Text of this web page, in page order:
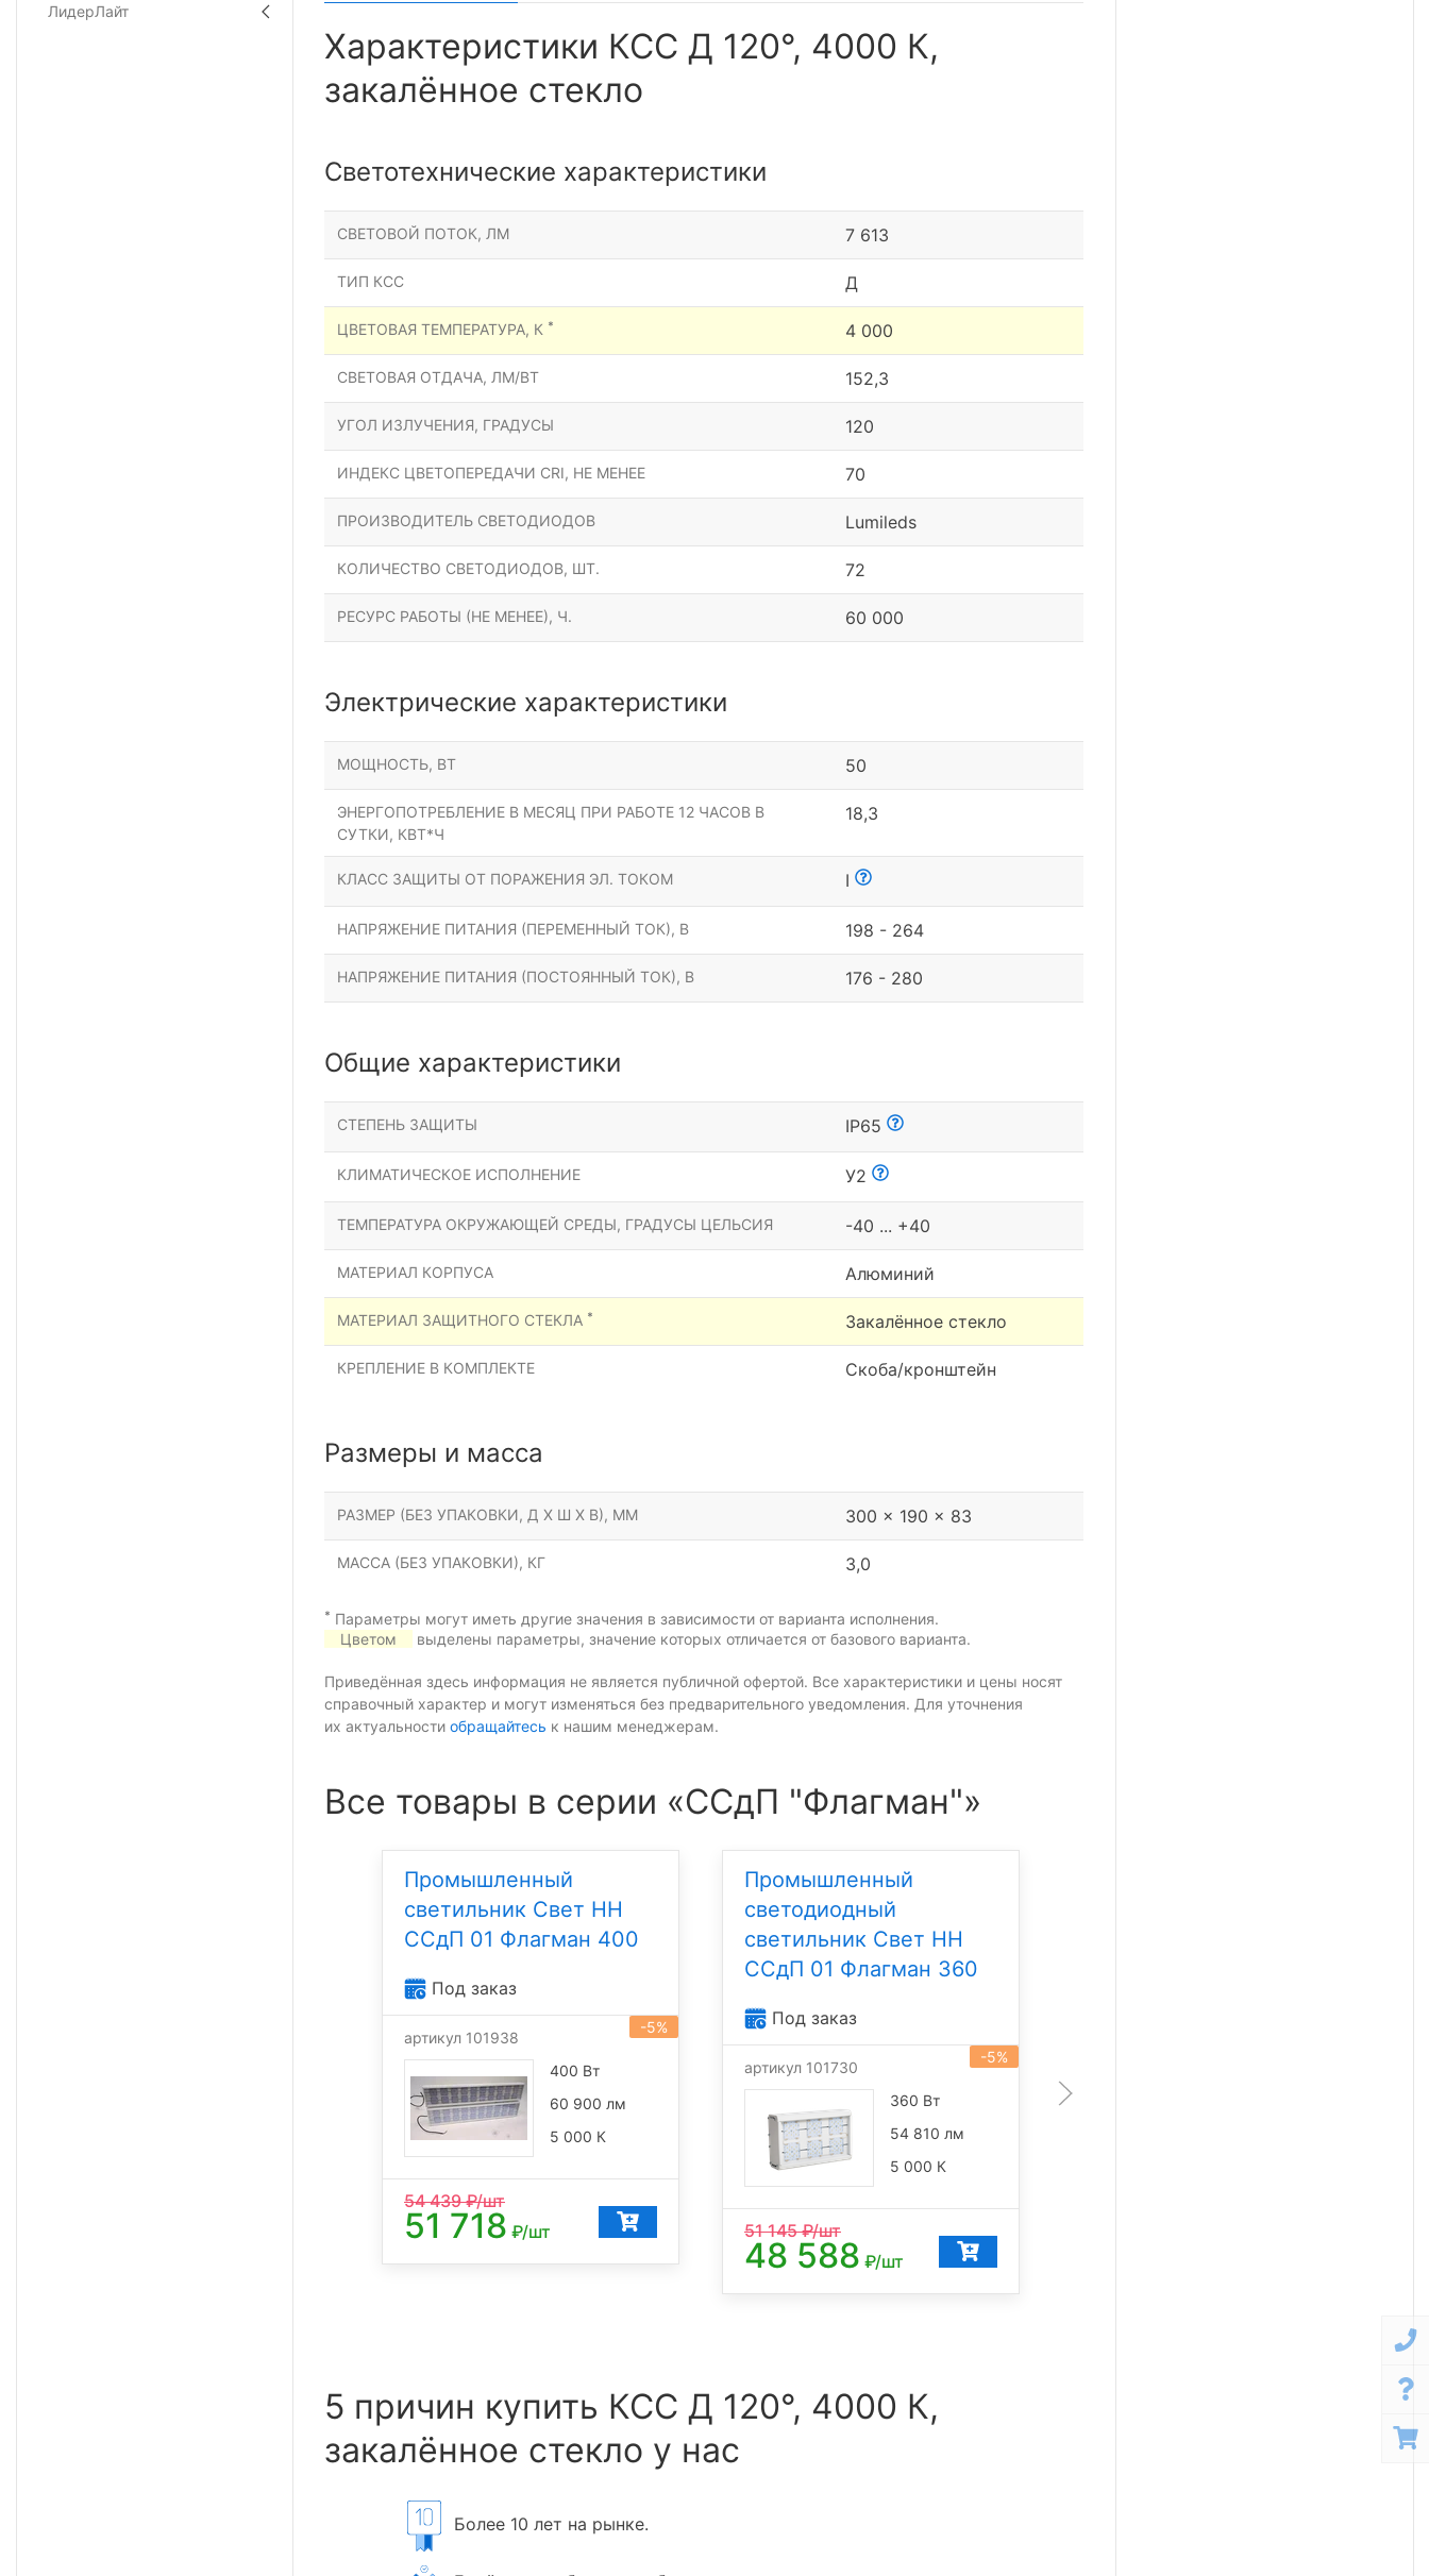
ЛидерЛайт
Характеристики КСС Д 120°, 4000 К,
закалённое стекло
Светотехнические характеристики
СВЕТОВОЙ ПОТОК, ЛМ 7 613
ТИП КСС Д
ЦВЕТОВАЯ ТЕМПЕРАТУРА, К * 4 000
СВЕТОВАЯ ОТДАЧА, ЛМ/ВТ 152,3
УГОЛ ИЗЛУЧЕНИЯ, ГРАДУСЫ 120
ИНДЕКС ЦВЕТОПЕРЕДАЧИ CRI, НЕ МЕНЕЕ 70
ПРОИЗВОДИТЕЛЬ СВЕТОДИОДОВ Lumileds
КОЛИЧЕСТВО СВЕТОДИОДОВ, ШТ. 72
РЕСУРС РАБОТЫ (НЕ МЕНЕЕ), Ч. 60 000
Электрические характеристики
МОЩНОСТЬ, ВТ 50
ЭНЕРГОПОТРЕБЛЕНИЕ В МЕСЯЦ ПРИ РАБОТЕ 12 ЧАСОВ В
СУТКИ, КВТ*Ч
18,3
КЛАСС ЗАЩИТЫ ОТ ПОРАЖЕНИЯ ЭЛ. ТОКОМ I
НАПРЯЖЕНИЕ ПИТАНИЯ (ПЕРЕМЕННЫЙ ТОК), В 198 - 264
НАПРЯЖЕНИЕ ПИТАНИЯ (ПОСТОЯННЫЙ ТОК), В 176 - 280
Общие характеристики
СТЕПЕНЬ ЗАЩИТЫ IP65
КЛИМАТИЧЕСКОЕ ИСПОЛНЕНИЕ У2
ТЕМПЕРАТУРА ОКРУЖАЮЩЕЙ СРЕДЫ, ГРАДУСЫ ЦЕЛЬСИЯ -40 ... +40
МАТЕРИАЛ КОРПУСА Алюминий
МАТЕРИАЛ ЗАЩИТНОГО СТЕКЛА * Закалённое стекло
КРЕПЛЕНИЕ В КОМПЛЕКТЕ Скоба/кронштейн
Размеры и масса
РАЗМЕР (БЕЗ УПАКОВКИ, Д Х Ш Х В), ММ 300 x 190 x 83
МАССА (БЕЗ УПАКОВКИ), КГ 3,0
* Параметры могут иметь другие значения в зависимости от варианта исполнения.
Цветом
выделены параметры, значение которых отличается от базового варианта.
Приведённая здесь информация не является публичной офертой. Все характеристики и цены носят
справочный характер и могут изменяться без предварительного уведомления. Для уточнения
их актуальности обращайтесь к нашим менеджерам.
Все товары в серии «ССдП "Флагман"»
Промышленный
светильник Свет НН
ССдП 01 Флагман 400
Под заказ
-5%
артикул 101938
400 Вт
60 900 лм
5 000 К
54 439₽/шт
51 718 ₽/шт
Промышленный
светодиодный
светильник Свет НН
ССдП 01 Флагман 360
Под заказ
-5%
артикул 101730
360 Вт
54 810 лм
5 000 К
51 145₽/шт
48 588 ₽/шт
5 причин купить КСС Д 120°, 4000 К,
закалённое стекло у нас
Более 10 лет на рынке.